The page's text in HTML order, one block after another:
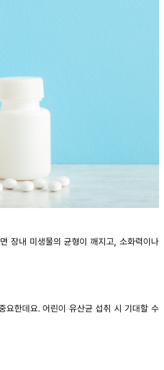
장내 미생물의 균형이 깨지고, 소화력이나
요한데요. 어린이 유산균 섭취 시 기대할 수